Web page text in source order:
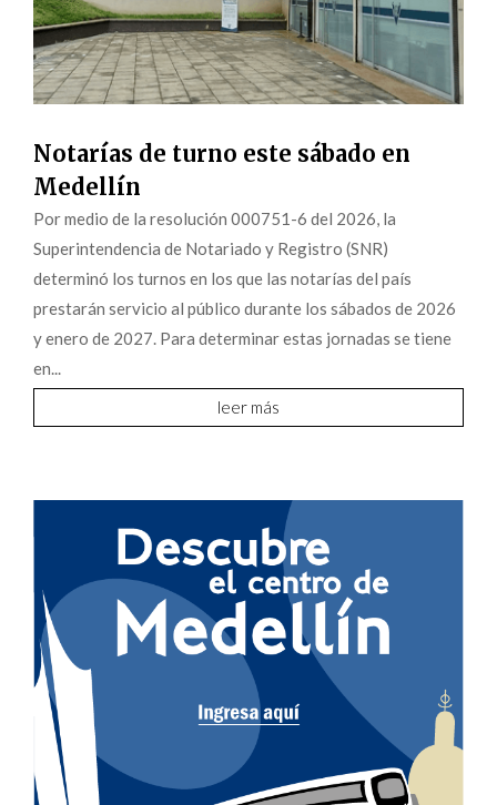
Notarías de turno este sábado en
Medellín
Por medio de la resolución 000751-6 del 2026, la
Superintendencia de Notariado y Registro (SNR)
determinó los turnos en los que las notarías del país
prestarán servicio al público durante los sábados de 2026
y enero de 2027. Para determinar estas jornadas se tiene
en...
leer más